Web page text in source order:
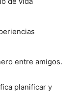
entre amigos.
planificar y